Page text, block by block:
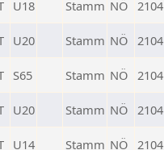
U18 Stamm NÖ 2104
U20 Stamm NÖ 2104
S65 Stamm NÖ 2104
U20 Stamm NÖ 2104
U14 Stamm NÖ 2104